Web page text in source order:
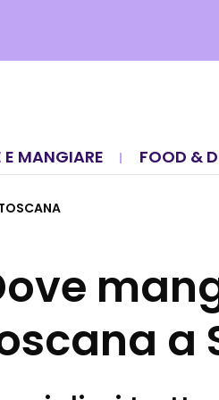
E MANGIARE FOOD &
a